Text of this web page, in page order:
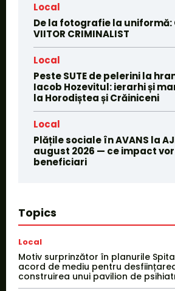
Local
De la fotografie la uniformă:
VIITOR CRIMINALIST
Local
Peste SUTE de pelerini la
Iacob Hozevitul: ierarhi și
la Horodiștea și Crăiniceni
Local
Plățile sociale în AVANS la
august 2026 — ce impact
beneficiari
Topics
Local
Motiv surprinzător în planurile
acord de mediu pentru
construirea unui pavilion de